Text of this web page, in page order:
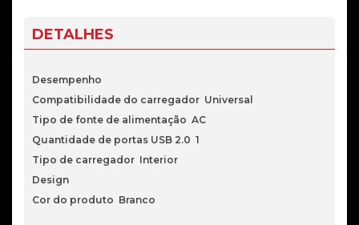
DETALHES
Desempenho
Compatibilidade do carregador Universal
Tipo de fonte de alimentação AC
Quantidade de portas USB 2.0 1
Tipo de carregador Interior
Design
Cor do produto Branco